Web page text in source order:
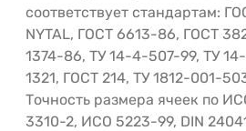
соответствует стандартам:
NYTAL, ГОСТ 6613-86, ГОСТ
1374-86, ТУ 14-4-507-99, ТУ
1321, ГОСТ 214, ТУ 1812-001-
Точность размера ячеек по
3310-2, ИСО 5223-99, DIN